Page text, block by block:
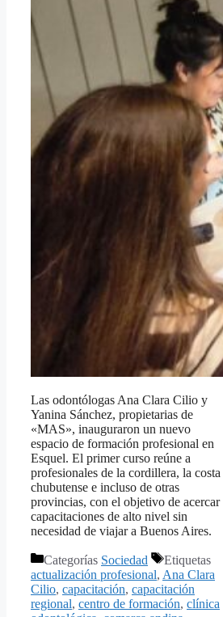
Las odontólogas Ana Clara Cilio y
Yanina Sánchez, propietarias de
«MAS», inauguraron un nuevo
espacio de formación profesional en
Esquel. El primer curso reúne a
profesionales de la cordillera, la costa
chubutense e incluso de otras
provincias, con el objetivo de acercar
capacitaciones de alto nivel sin
necesidad de viajar a Buenos Aires.
Categorías Sociedad
Etiquetas
actualización profesional, Ana Clara
Cilio, capacitación, capacitación
regional, centro de formación, clínica